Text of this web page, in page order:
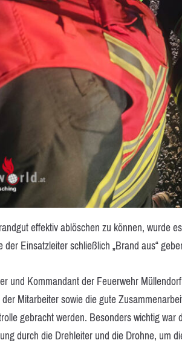
effektiv ablöschen zu können, wurde
der Einsatzleiter schließlich „Brand aus“
und Kommandant der Feuerwehr Müllendorf
Mitarbeiter sowie die gute
gebracht werden. Besonders wichtig
durch die Drehleiter und die Drohne, um